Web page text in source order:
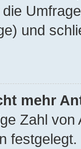
und
mehr
Zahl